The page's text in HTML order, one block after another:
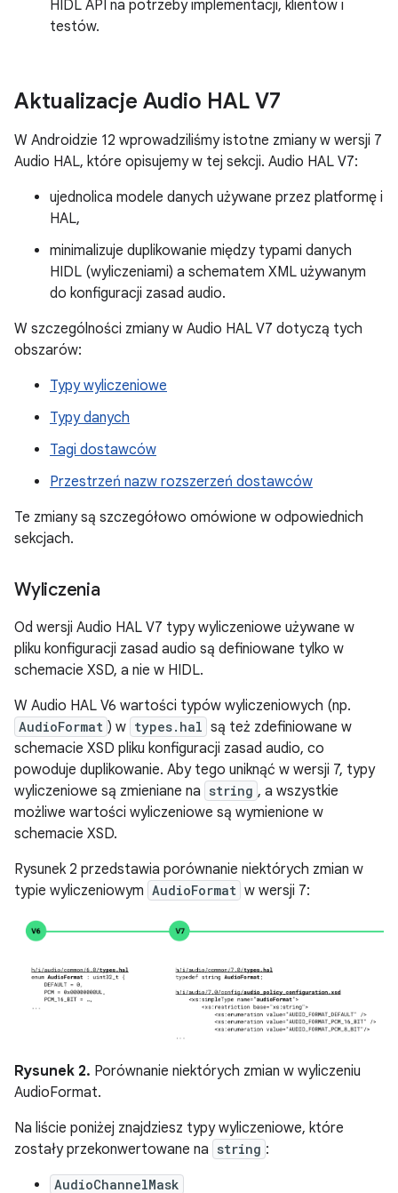
HIDL API na potrzeby implementacji, klientów i
testów.
Aktualizacje Audio HAL V7
W Androidzie 12 wprowadziliśmy istotne zmiany w wersji 7
Audio HAL, które opisujemy w tej sekcji. Audio HAL V7:
ujednolica modele danych używane przez platformę i
HAL,
minimalizuje duplikowanie między typami danych
HIDL (wyliczeniami) a schematem XML używanym
do konfiguracji zasad audio.
W szczególności zmiany w Audio HAL V7 dotyczą tych
obszarów:
Typy wyliczeniowe
Typy danych
Tagi dostawców
Przestrzeń nazw rozszerzeń dostawców
Te zmiany są szczegółowo omówione w odpowiednich
sekcjach.
Wyliczenia
Od wersji Audio HAL V7 typy wyliczeniowe używane w
pliku konfiguracji zasad audio są definiowane tylko w
schemacie XSD, a nie w HIDL.
W Audio HAL V6 wartości typów wyliczeniowych (np.
AudioFormat ) w types.hal są też zdefiniowane w
schemacie XSD pliku konfiguracji zasad audio, co
powoduje duplikowanie. Aby tego uniknąć w wersji 7, typy
wyliczeniowe są zmieniane na string , a wszystkie
możliwe wartości wyliczeniowe są wymienione w
schemacie XSD.
Rysunek 2 przedstawia porównanie niektórych zmian w
typie wyliczeniowym AudioFormat w wersji 7:
Rysunek 2. Porównanie niektórych zmian w wyliczeniu
AudioFormat.
Na liście poniżej znajdziesz typy wyliczeniowe, które
zostały przekonwertowane na string :
AudioChannelMask